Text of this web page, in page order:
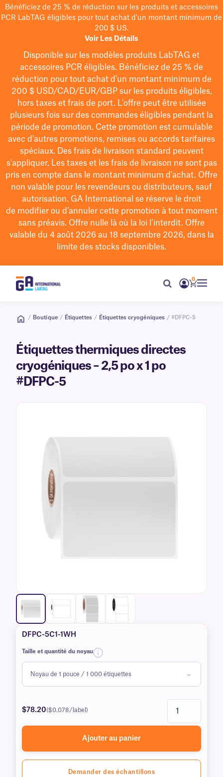
Bénéficiez de 25 % de réduction sur les produits et accessoires
PCR LabTAG éligibles pour tout achat d'un montant minimum de
200 $ US.
Voir Les Détails
Disponible sur les modèles produits LabTAG et
accessoires PCR éligibles. Bénéficiez de 25 % de
réduction pour tout achat d'un montant minimum de
200 $USD/CAD/EUR/GBPsur les produits éligibles,
hors taxes et frais de port. L'offre peut être utilisée
plusieurs fois sur des commandes éligibles pendant la
période de promotion. Cette promotion est cumulable
avec d'autres promotions, remises ou accords tarifaires
spéciaux. Des frais de livraison standard peuvent
s'appliquer. Les taxes et les frais de livraison ne sont pas
pris en compte dans le montant minimum d'achat. Offre
non valable pour les revendeurs ou distributeurs, sauf
autorisation. GA International se réserve le droit
de modifierou d’annuler cette promotion à tout moment
sans préavis. Offre nulle là où la loi l’interdit. Offre
valable du 4 août 2026 au 18 septembre 2026, dans la
limite des stocks disponibles.
0
/ Boutique / Étiquettes / Étiquettes cryogéniques / #DFPC-5
Étiquettes thermiques directes
cryogéniques – 2,5 po x 1 po
#DFPC-5
DFPC-5C1-1WH
Taille et quantité du noyau
$78.20($0.078/label)
Ajouter au panier
Demander des échantillons